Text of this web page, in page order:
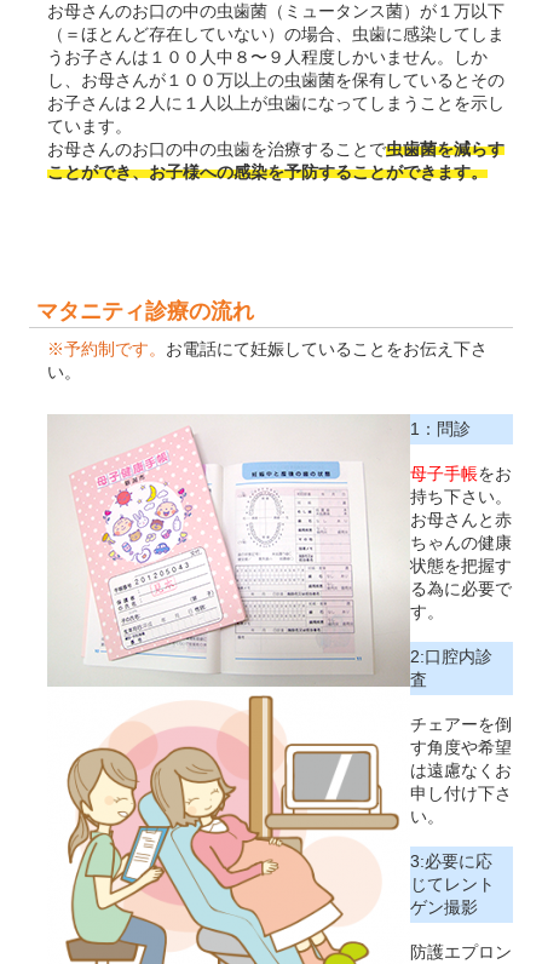
お母さんのお口の中の虫歯菌（ミュータンス菌）が１万以下
（＝ほとんど存在していない）の場合、虫歯に感染してしま
うお子さんは１００人中８〜９人程度しかいません。しか
し、お母さんが１００万以上の虫歯菌を保有しているとその
お子さんは２人に１人以上が虫歯になってしまうことを示し
ています。
お母さんのお口の中の虫歯を治療することで虫歯菌を減らす
ことができ、お子様への感染を予防することができます。
マタニティ診療の流れ
※予約制です。 お電話にて妊娠していることをお伝え下さ
い。
1：問診
母子手帳をお
持ち下さい。
お母さんと赤
ちゃんの健康
状態を把握す
る為に必要で
す。
2:口腔内診
査
チェアーを倒
す角度や希望
は遠慮なくお
申し付け下さ
い。
3:必要に応
じてレント
ゲン撮影
防護エプロン